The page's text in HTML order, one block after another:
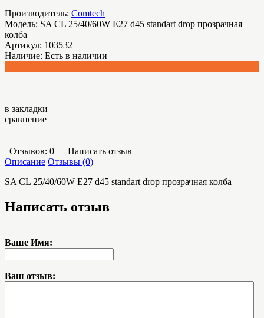
Производитель: Comtech
Модель: SA CL 25/40/60W E27 d45 standart drop прозрачная
колба
Артикул: 103532
Наличие: Есть в наличии
в закладки
сравнение
Отзывов: 0 | Написать отзыв
Описание Отзывы (0)
SA CL 25/40/60W E27 d45 standart drop прозрачная колба
Написать отзыв
Ваше Имя:
Ваш отзыв: